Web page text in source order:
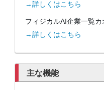
→詳しくはこちら
フィジカルAI企業一覧
→詳しくはこちら
主な機能